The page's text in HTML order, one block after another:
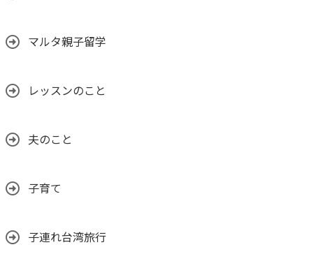
マルタ親子留学
レッスンのこと
夫のこと
子育て
子連れ台湾旅行